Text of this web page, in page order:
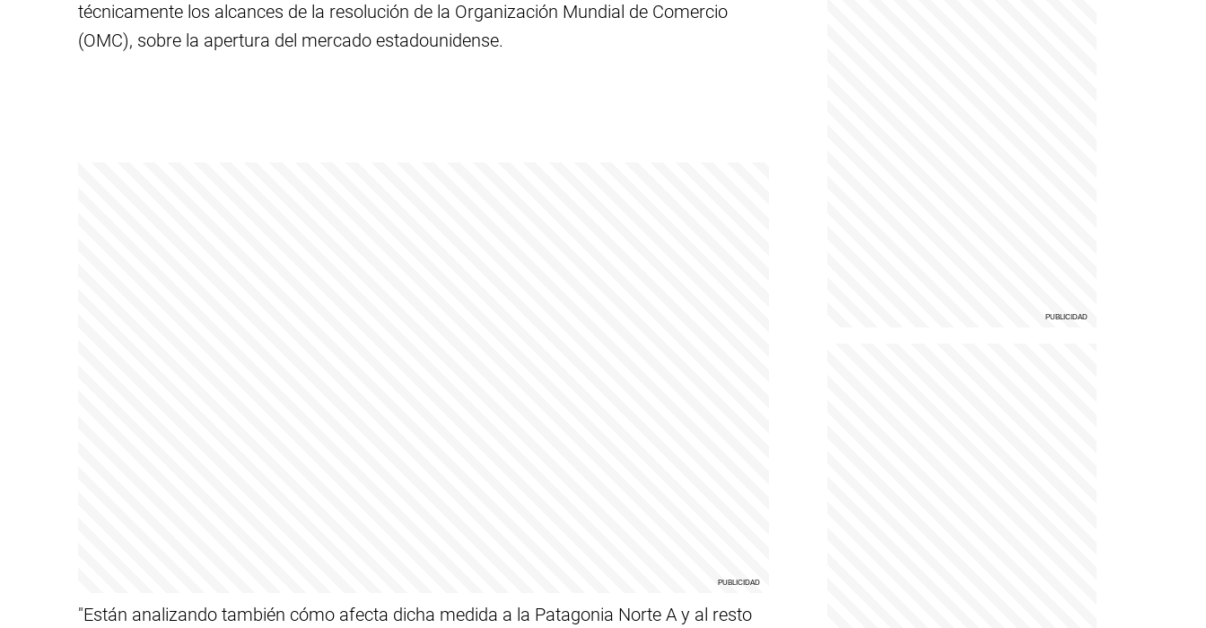
técnicamente los alcances de la resolución de la Organización Mundial de Comercio
(OMC), sobre la apertura del mercado estadounidense.
"Están analizando también cómo afecta dicha medida a la Patagonia Norte A y al resto